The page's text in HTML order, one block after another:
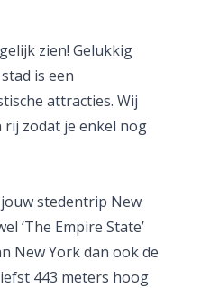
zien! Gelukkig
is een
attracties. Wij
zodat je enkel nog
stedentrip New
‘The Empire State’
New York dan ook de
443 meters hoog